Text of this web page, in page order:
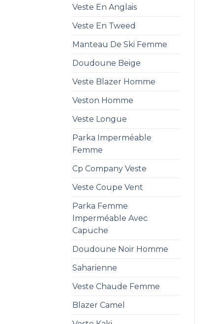
Veste En Anglais
Veste En Tweed
Manteau De Ski Femme
Doudoune Beige
Veste Blazer Homme
Veston Homme
Veste Longue
Parka Imperméable
Femme
Cp Company Veste
Veste Coupe Vent
Parka Femme
Imperméable Avec
Capuche
Doudoune Noir Homme
Saharienne
Veste Chaude Femme
Blazer Camel